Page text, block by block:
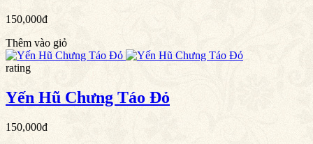
150,000đ
Thêm vào giỏ
rating
Yến Hũ Chưng Táo Đỏ
150,000đ